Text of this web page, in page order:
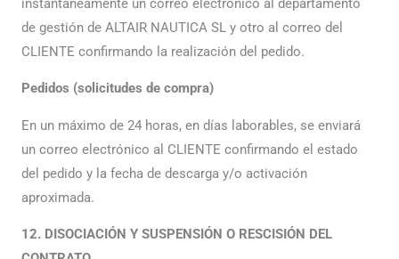
de gestión de ALTAIR NAUTICA SL y otro al correo del
CLIENTE confirmando la realización del pedido.
Pedidos (solicitudes de compra)
En un máximo de 24 horas, en días laborables, se enviará
un correo electrónico al CLIENTE confirmando el estado
del pedido y la fecha de descarga y/o activación
aproximada.
12. DISOCIACIÓN Y SUSPENSIÓN O RESCISIÓN DEL